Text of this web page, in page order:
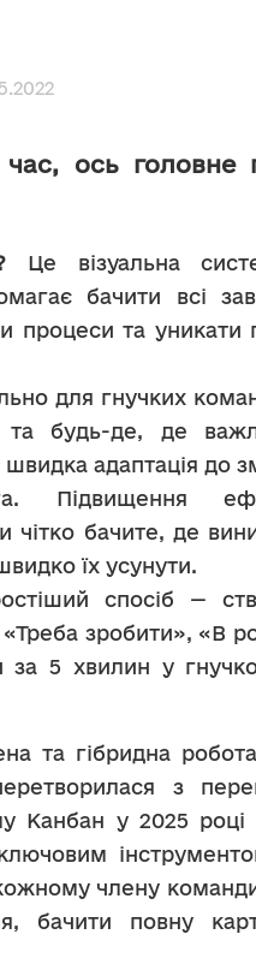
ось головне
Це візуальна
бачити всі
процеси та уникати
для гнучких
будь-де, де
адаптація до
Підвищення
чітко бачите, де
їх усунути.
спосіб —
зробити», «В
5 хвилин у
та гібридна
з
Канбан у 2025
члену
бачити повну